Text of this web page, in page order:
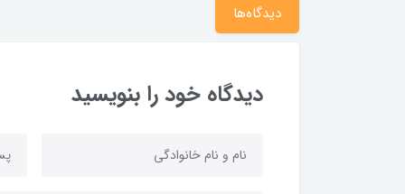
دیدگاه‌ها
دیدگاه خود را بنویسید